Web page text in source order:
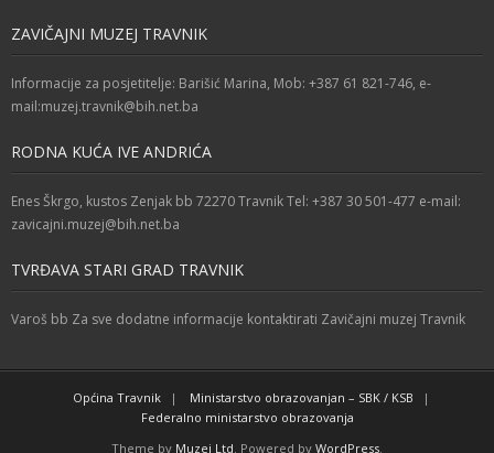
ZAVIČAJNI MUZEJ TRAVNIK
Informacije za posjetitelje: Barišić Marina, Mob: +387 61 821-746, e-
mail:muzej.travnik@bih.net.ba
RODNA KUĆA IVE ANDRIĆA
Enes Škrgo, kustos Zenjak bb 72270 Travnik Tel: +387 30 501-477 e-mail:
zavicajni.muzej@bih.net.ba
TVRĐAVA STARI GRAD TRAVNIK
Varoš bb Za sve dodatne informacije kontaktirati Zavičajni muzej Travnik
Općina Travnik
Ministarstvo obrazovanjan – SBK / KSB
Federalno ministarstvo obrazovanja
Theme by Muzej Ltd . Powered by WordPress